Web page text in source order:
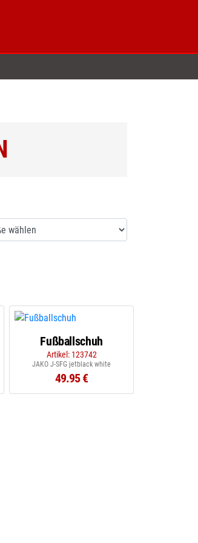
Fußballschuh
Artikel: 123742
JAKO J-SFG jetblack white
49.95 €